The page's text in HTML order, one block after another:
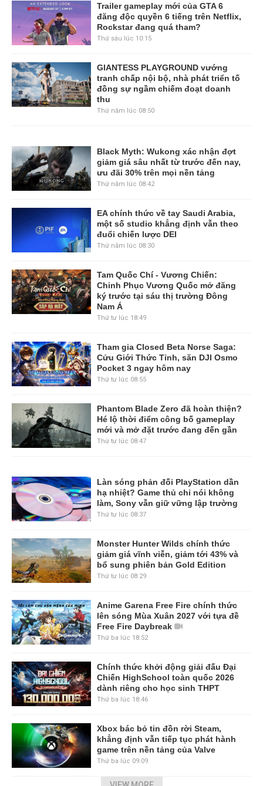
Trailer gameplay mới của GTA 6
đăng độc quyền 6 tiếng trên Netflix,
Rockstar đang quá tham?
Thứ sáu lúc 10:15
GIANTESS PLAYGROUND vướng
tranh chấp nội bộ, nhà phát triển tố
đồng sự ngầm chiếm đoạt doanh
thu
Thứ năm lúc 08:50
Black Myth: Wukong xác nhận đợt
giảm giá sâu nhất từ trước đến nay,
ưu đãi 30% trên mọi nền tảng
Thứ năm lúc 08:42
EA chính thức về tay Saudi Arabia,
một số studio khẳng định vẫn theo
đuổi chiến lược DEI
Thứ năm lúc 08:30
Tam Quốc Chí - Vương Chiến:
Chinh Phục Vương Quốc mở đăng
ký trước tại sáu thị trường Đông
Nam Á
Thứ tư lúc 18:49
Tham gia Closed Beta Norse Saga:
Cửu Giới Thức Tỉnh, săn DJI Osmo
Pocket 3 ngay hôm nay
Thứ tư lúc 08:55
Phantom Blade Zero đã hoàn thiện?
Hé lộ thời điểm công bố gameplay
mới và mở đặt trước đang đến gần
Thứ tư lúc 08:47
Làn sóng phản đối PlayStation dần
hạ nhiệt? Game thủ chỉ nói không
làm, Sony vẫn giữ vững lập trường
Thứ tư lúc 08:37
Monster Hunter Wilds chính thức
giảm giá vĩnh viễn, giảm tới 43% và
bổ sung phiên bản Gold Edition
Thứ tư lúc 08:29
Anime Garena Free Fire chính thức
lên sóng Mùa Xuân 2027 với tựa đề
Free Fire Daybreak
Thứ ba lúc 18:52
Chính thức khởi động giải đấu Đại
Chiến HighSchool toàn quốc 2026
dành riêng cho học sinh THPT
Thứ ba lúc 18:46
Xbox bác bỏ tin đồn rời Steam,
khẳng định vẫn tiếp tục phát hành
game trên nền tảng của Valve
Thứ ba lúc 09:09